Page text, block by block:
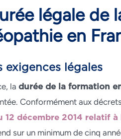
légale de
en
exigences légales
la durée de la formation
Conformément aux
12 décembre 2014 relatif
sur un minimum de cinq